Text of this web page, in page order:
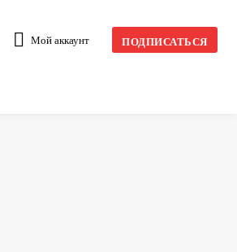
Мой аккаунт ПОДПИСАТЬСЯ